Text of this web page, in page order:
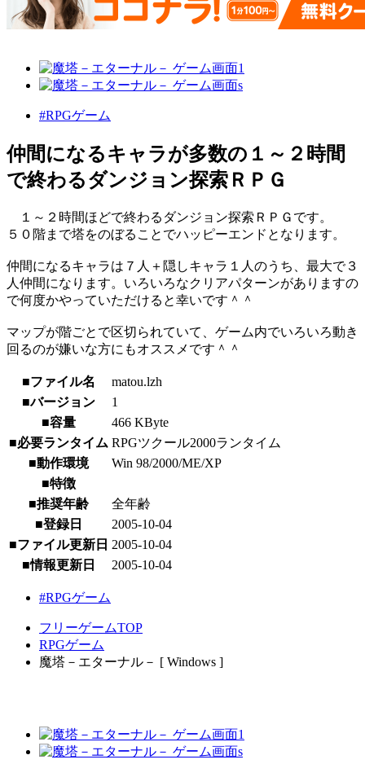
#RPGゲーム
仲間になるキャラが多数の１～２時間
で終わるダンジョン探索ＲＰＧ
１～２時間ほどで終わるダンジョン探索ＲＰＧです。
５０階まで塔をのぼることでハッピーエンドとなります。
仲間になるキャラは７人＋隠しキャラ１人のうち、最大で３
人仲間になります。いろいろなクリアパターンがありますの
で何度かやっていただけると幸いです＾＾
マップが階ごとで区切られていて、ゲーム内でいろいろ動き
回るのが嫌いな方にもオススメです＾＾
■ファイル名
matou.lzh
■バージョン
1
■容量
466 KByte
■必要ランタイム RPGツクール2000ランタイム
■動作環境
Win 98/2000/ME/XP
■特徴
■推奨年齢
全年齢
■登録日
2005-10-04
■ファイル更新日 2005-10-04
■情報更新日
2005-10-04
#RPGゲーム
フリーゲームTOP
RPGゲーム
魔塔－エターナル－ [ Windows ]